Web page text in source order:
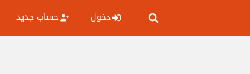
دخول حساب جديد